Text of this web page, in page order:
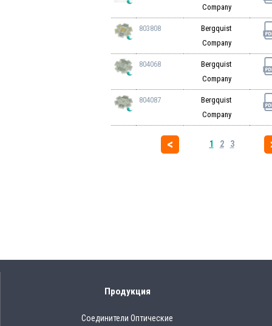
Company
803808
Bergquist
Company
804068
Bergquist
Company
804087
Bergquist
Company
1 2 3
Продукция
Соединители Оптические